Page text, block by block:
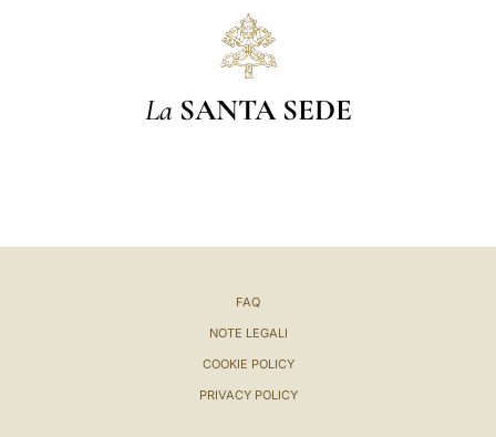
La SANTA SEDE
FAQ
NOTE LEGALI
COOKIE POLICY
PRIVACY POLICY